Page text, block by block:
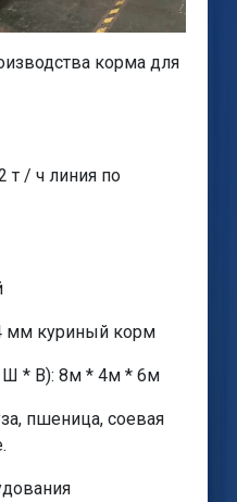
корма для
т / ч линия по
мм куриный корм
Ш * В): 8м * 4м * 6м
пшеница, соевая